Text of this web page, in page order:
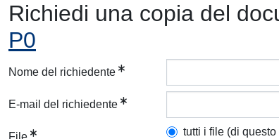
Richiedi una copia del
P0
Nome del richiedente
E-mail del richiedente
File
tutti i file (di